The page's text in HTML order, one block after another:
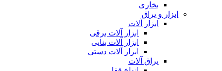
بخاری
ابزار و یراق
ابزار آلات
ابزار آلات برقی
ابزار آلات بنایی
ابزار آلات دستی
یراق آلات